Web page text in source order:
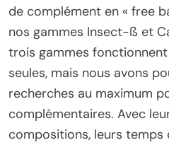
de complément en « free
nos gammes Insect-ß et
trois gammes
seules, mais nous avons
recherches au maximum
complémentaires. Avec
compositions, leurs temps